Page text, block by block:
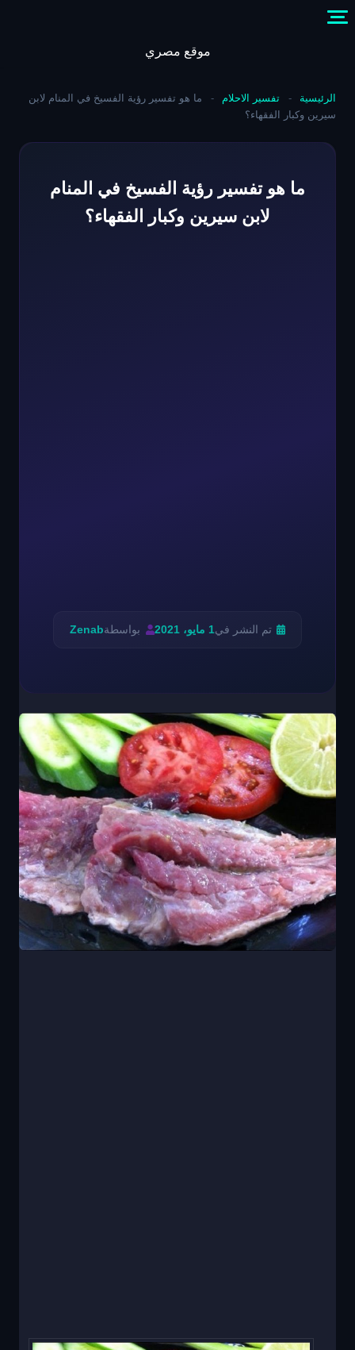
موقع مصري
الرئيسية - تفسير الاحلام -
ما هو تفسير رؤية الفسيخ في المنام لابن
سيرين وكبار الفقهاء؟
ما هو تفسير رؤية الفسيخ في المنام
لابن سيرين وكبار الفقهاء؟
تم النشر في1 مايو، 2021 بواسطةZenab